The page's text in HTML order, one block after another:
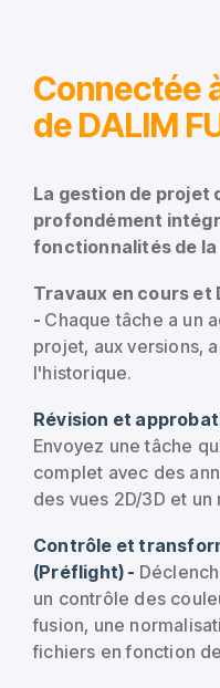
Connectée
de DALIM
La gestion de projet
profondément
fonctionnalités de
Travaux en cours et
- Chaque tâche a un
projet, aux versions,
l'historique.
Révision et
Envoyez une tâche
complet avec des
des vues 2D/3D et
Contrôle et
(Préflight) -
un contrôle des
fusion, une
fichiers en fonction